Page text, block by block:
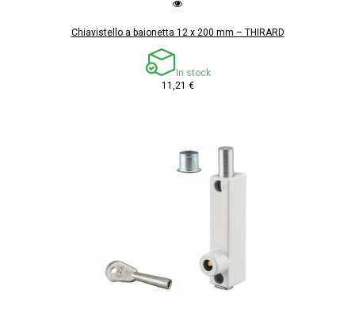
Chiavistello a baionetta 12 x 200 mm – THIRARD
In stock
11,21 €